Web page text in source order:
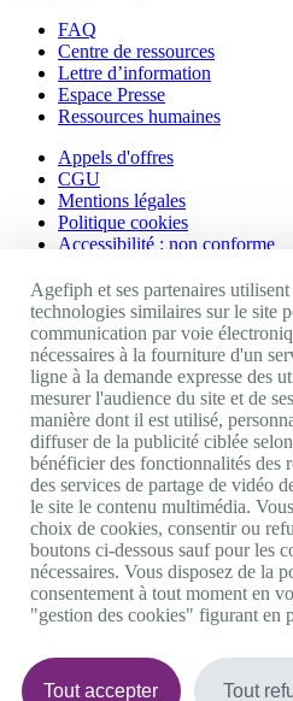
FAQ
Centre de ressources
Lettre d’information
Espace Presse
Ressources humaines
Appels d'offres
CGU
Mentions légales
Politique cookies
Accessibilité : non conforme
Nos autres sites
Site portail Agefiph
Activateur de progrès
Handinnov
Innovation et recherche
Université du RRH
Service AppuiPro
Nous suivre
Youtube
Linkedin
Facebook
Twitter
0 800 11 10 09Services & appel
Agefiph et ses partenaires
technologies similaires sur le site
communication par voie
nécessaires à la fourniture d'un
ligne à la demande expresse des
mesurer l'audience du site et de
manière dont il est utilisé,
diffuser de la publicité ciblée
bénéficier des fonctionnalités des
des services de partage de vidéo
le site le contenu multimédia.
choix de cookies, consentir ou
boutons ci-dessous sauf pour les
nécessaires. Vous disposez de la
consentement à tout moment en
"gestion des cookies" figurant en
Tout accepter Tout